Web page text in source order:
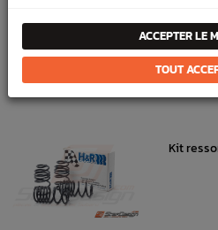
DANSLA
Kit
ACCEPTER LE
TOUT